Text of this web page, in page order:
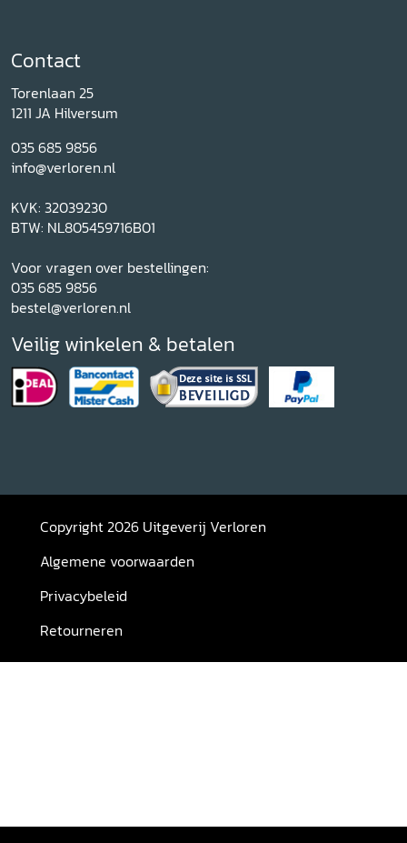
Contact
Torenlaan 25
1211 JA Hilversum
035 685 9856
info@verloren.nl
KVK: 32039230
BTW: NL805459716B01
Voor vragen over bestellingen:
035 685 9856
bestel@verloren.nl
Veilig winkelen & betalen
Copyright 2026 Uitgeverij Verloren
Algemene voorwaarden
Privacybeleid
Retourneren